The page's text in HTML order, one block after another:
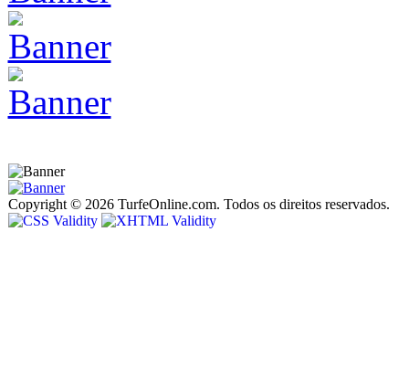
Copyright © 2026 TurfeOnline.com. Todos os direitos reservados.